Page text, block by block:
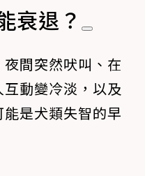
衰退？
間突然吠叫、在
動變冷淡，以及
是犬類失智的早